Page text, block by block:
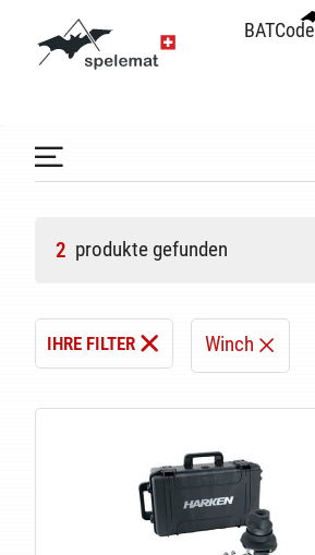
BATCode
BATCode
2 produkte gefunden
IHRE FILTER Winch